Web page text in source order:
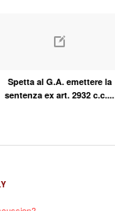
Spetta al G.A. emettere la
sentenza ex art. 2932 c.c....